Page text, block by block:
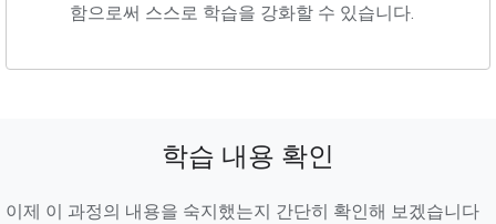
함으로써 스스로 학습을 강화할 수 있습니다.
학습 내용 확인
이제 이 과정의 내용을 숙지했는지 간단히 확인해 보겠습니다